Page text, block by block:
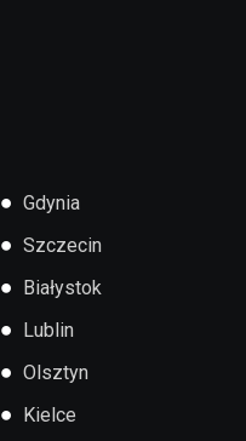
● Gdynia
● Szczecin
● Białystok
● Lublin
● Olsztyn
● Kielce